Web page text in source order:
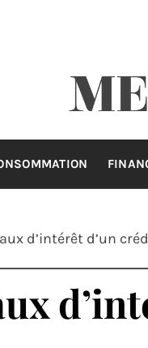
d’intérêt d’un